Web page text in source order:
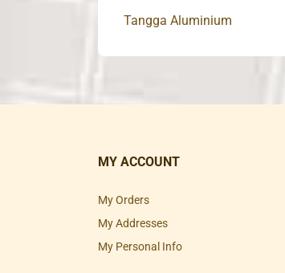
Tangga Aluminium
MY ACCOUNT
My Orders
My Addresses
My Personal Info